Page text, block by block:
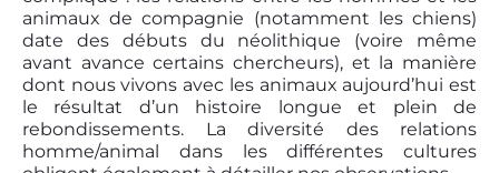
animaux de compagnie (notamment les chiens)
date des débuts du néolithique (voire même
avant avance certains chercheurs), et la manière
dont nous vivons avec les animaux aujourd’hui est
le résultat d’un histoire longue et plein de
rebondissements. La diversité des relations
homme/animal dans les différentes cultures